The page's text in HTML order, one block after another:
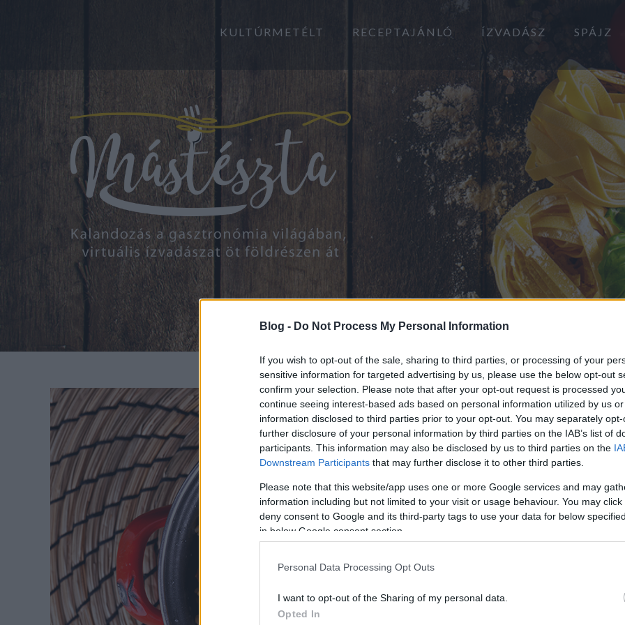
Blog - Do Not Process My Personal Information
If you wish to opt-out of the sale, sharing to third parties, or processing of your
sensitive information for targeted advertising by us, please use the below opt-out
confirm your selection. Please note that after your opt-out request is processed
continue seeing interest-based ads based on personal information utilized by us
information disclosed to third parties prior to your opt-out. You may separately
further disclosure of your personal information by third parties on the IAB’s list of
participants. This information may also be disclosed by us to third parties on the
Downstream Participants that may further disclose it to other third parties.
Please note that this website/app uses one or more Google services and may
information including but not limited to your visit or usage behaviour. You may
deny consent to Google and its third-party tags to use your data for below
in below Google consent section.
Personal Data Processing Opt Outs
I want to opt-out of the Sharing of my personal data.
Opted In
KULTÚRMETÉLT RECEPTAJÁNLÓ ÍZVADÁSZ SPÁJZ
RECEPTAJÁNLÓ
2020.01.22.
SZÍVPÖRKÖLT - LÉPÉSEKBEN
Az ország egyik leghíresebb
éttermében a kínálat része egy kacsa
szívvel készült főétel. Imádom,...
TOVÁBB